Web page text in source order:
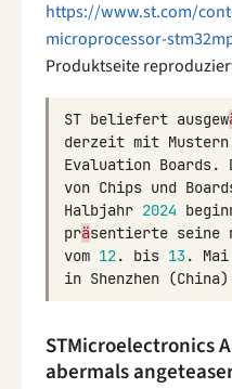
https://www.st.com/
microprocessor-
Produktseite
ST beliefert ausgew
derzeit mit Mustern
Evaluation Boards.
von Chips und
Halbjahr 2024
präsentierte seine
vom 12. bis 13. Mai
in Shenzhen (China
STMicroelectronics
abermals